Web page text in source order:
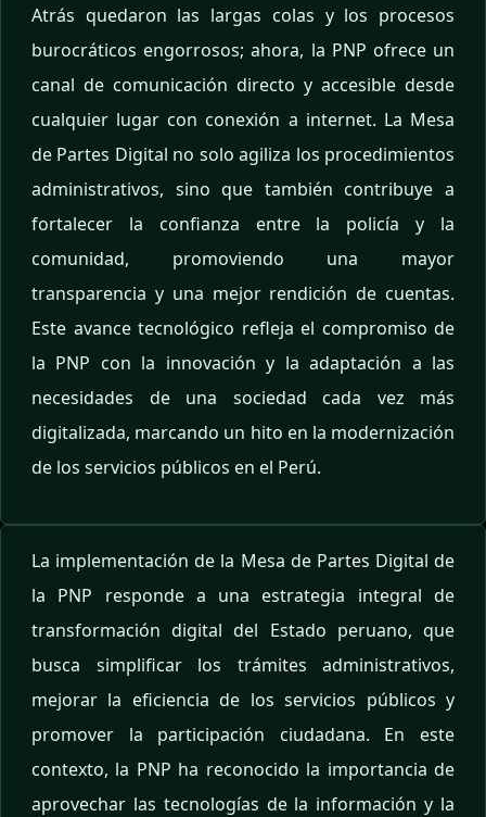
Atrás quedaron las largas colas y los procesos
burocráticos engorrosos; ahora, la PNP ofrece un
canal de comunicación directo y accesible desde
cualquier lugar con conexión a internet. La Mesa
de Partes Digital no solo agiliza los procedimientos
administrativos, sino que también contribuye a
fortalecer la confianza entre la policía y la
comunidad, promoviendo una mayor
transparencia y una mejor rendición de cuentas.
Este avance tecnológico refleja el compromiso de
la PNP con la innovación y la adaptación a las
necesidades de una sociedad cada vez más
digitalizada, marcando un hito en la modernización
de los servicios públicos en el Perú.
La implementación de la Mesa de Partes Digital de
la PNP responde a una estrategia integral de
transformación digital del Estado peruano, que
busca simplificar los trámites administrativos,
mejorar la eficiencia de los servicios públicos y
promover la participación ciudadana. En este
contexto, la PNP ha reconocido la importancia de
aprovechar las tecnologías de la información y la